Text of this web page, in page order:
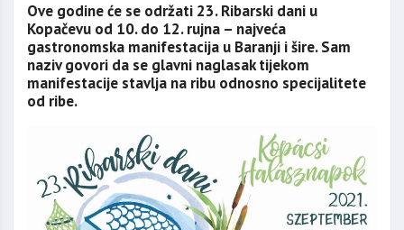
Ove godine će se održati 23. Ribarski dani u
Kopačevu od 10. do 12. rujna – najveća
gastronomska manifestacija u Baranji i šire. Sam
naziv govori da se glavni naglasak tijekom
manifestacije stavlja na ribu odnosno specijalitete
od ribe.